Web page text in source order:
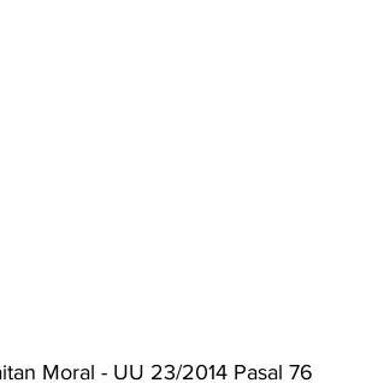
Moral - UU 23/2014 Pasal 76